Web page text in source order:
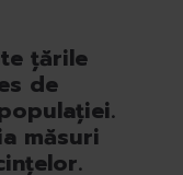
țările
de
măsuri